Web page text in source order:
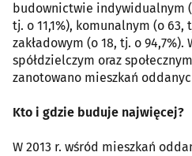
budownictwie indywidualnym
tj. o 11,1%), komunalnym (o 63,
zakładowym (o 18, tj. o
spółdzielczym oraz
zanotowano mieszkań
Kto i gdzie buduje najwięcej?
W 2013 r. wśród mieszkań